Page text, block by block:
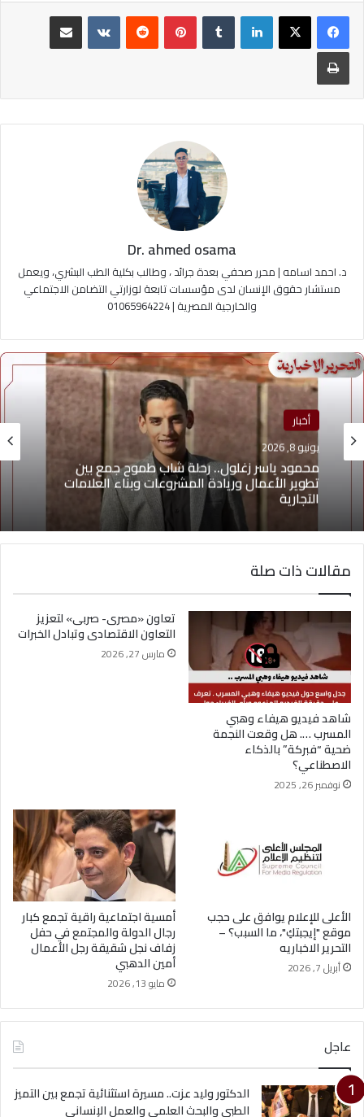
لينكدإن بينتيريست
طباعة
Dr. ahmed osama
د. احمد اسامه | محرر صحفي بعدة جرائد ، وطالب بكلية الطب البشري، ويعمل
مستشار حقوق الإنسان لدى مؤسسات تابعة لوزارتي التضامن الاجتماعي
والخارجية المصرية | 01065964224
أخبار
يونيو 8, 2026
محمود ياسر زغلول.. رحلة شاب طموح جمع بين
تطوير الأعمال وريادة المشروعات وبناء العلامات
منوعات
يونيو 4, 2026
يوسف أيمن درويش.. عقلية بيعية شابة تقود التغيير
وتؤهل الشباب لسوق العمل2026
مقالات ذات صلة
شاهد فيديو هيفاء وهبي
المسرب …. هل وقعت النجمة
ضحية “فبركة” بالذكاء
الاصطناعي؟
نوفمبر 26, 2025
تعاون «مصرى- صربى» لتعزيز
التعاون الاقتصادى وتبادل الخبرات
مارس 27, 2026
الأعلى للإعلام يوافق على حجب
موقع "إيجبتكِ"، ما السبب؟ –
التحرير الاخباريه
أبريل 7, 2026
أمسية اجتماعية راقية تجمع كبار
رجال الدولة والمجتمع في حفل
زفاف نجل شقيقة رجل الأعمال
أمين الدهبي
مايو 13, 2026
عاجل
الدكتور وليد عزت.. مسيرة استثنائية تجمع بين التميز
الطبي والبحث العلمي والعمل الإنساني